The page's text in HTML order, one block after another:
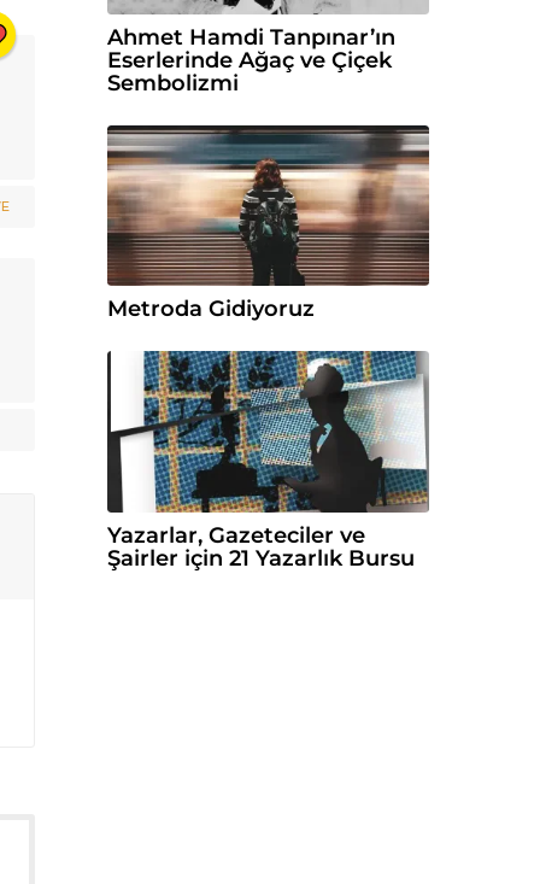
Ahmet Hamdi Tanpınar’ın
Eserlerinde Ağaç ve Çiçek
Sembolizmi
Metroda Gidiyoruz
Yazarlar, Gazeteciler ve
Şairler için 21 Yazarlık Bursu